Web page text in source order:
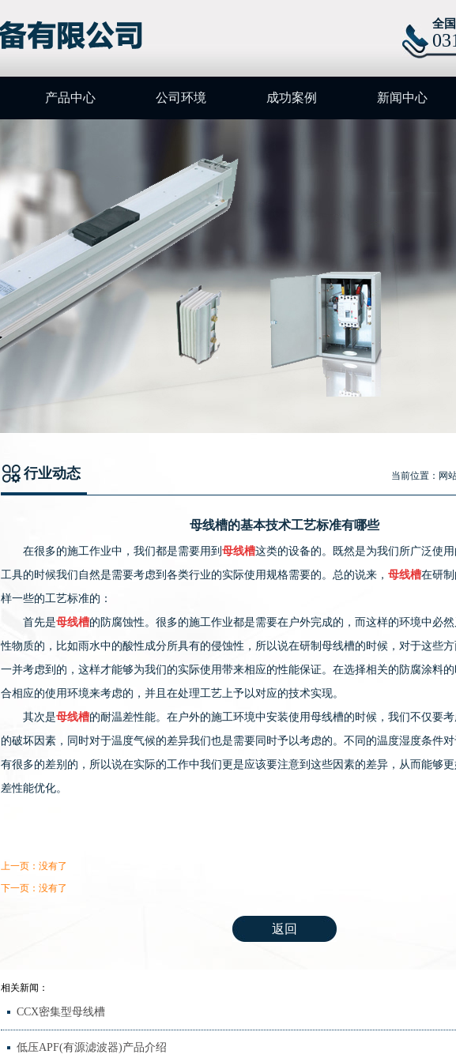
全
产品中心 公司环境 成功案例 新闻中心
行业动态 当前位置： 网
母线槽的基本技术工艺标准有哪些
在很多的施工作业中，我们都是需要用到 母线槽这类的设备的。既然是为我们所广泛使
工具的时候我们自然是需要考虑到各类行业的实际使用规格需要的。总的说来， 母线槽在研
样一些的工艺标准的：
首先是母线槽的防腐蚀性。很多的施工作业都是需要在户外完成的，而这样的环境中必
性物质的，比如雨水中的酸性成分所具有的侵蚀性，所以说在研制母线槽的时候，对于这些
一并考虑到的，这样才能够为我们的实际使用带来相应的性能保证。在选择相关的防腐涂料
合相应的使用环境来考虑的，并且在处理工艺上予以对应的技术实现。
其次是母线槽的耐温差性能。在户外的施工环境中安装使用母线槽的时候，我们不仅要
的破坏因素，同时对于温度气候的差异我们也是需要同时予以考虑的。不同的温度湿度条件
有很多的差别的，所以说在实际的工作中我们更是应该要注意到这些因素的差异，从而能够
差性能优化。
上一页：没有了
下一页：没有了
返回
相关新闻：
CCX密集型母线槽
低压APF(有源滤波器)产品介绍